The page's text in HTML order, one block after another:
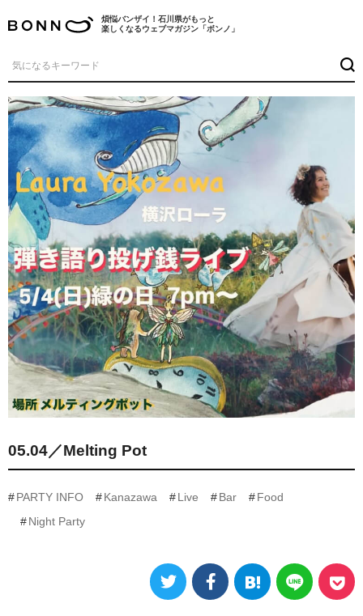
煩悩バンザイ！石川県がもっと
楽しくなるウェブマガジン「ボンノ」
05.04／Melting Pot
PARTY INFO Kanazawa Live Bar
Food
Night Party